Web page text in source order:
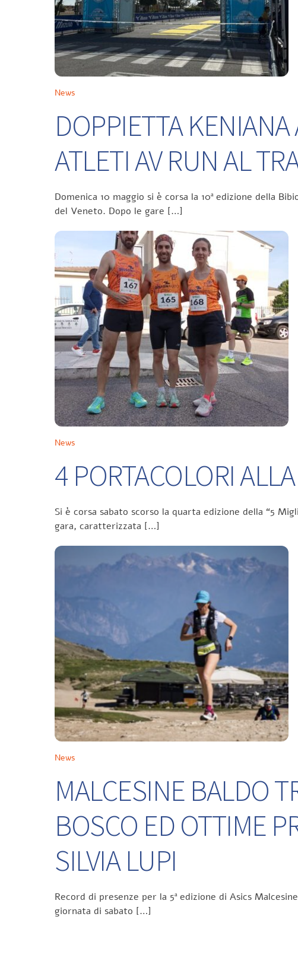
News
DOPPIETTA
ATLETI AV RUN AL
Domenica 10 maggio si è corsa la 10ª edizione della
del Veneto. Dopo le gare […]
News
4 PORTACOLORI
Si è corsa sabato scorso la quarta edizione della “5
gara, caratterizzata […]
News
MALCESINE BALDO
BOSCO ED OTTIME
SILVIA LUPI
Record di presenze per la 5ª edizione di Asics
giornata di sabato […]